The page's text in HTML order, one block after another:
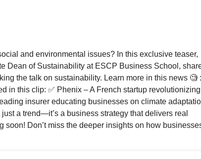
and environmental issues? In this exclusive teaser,
Dean of Sustainability at ESCP Business School,
the talk on sustainability. Learn more in this news 🧐 :
in this clip: ✅ Phenix – A French startup revolutionizing
insurer educating businesses on climate
a trend—it’s a business strategy that delivers real
soon! Don’t miss the deeper insights on how